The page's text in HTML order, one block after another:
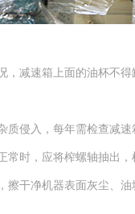
减速箱上面的油杯不得
入，每年需检查减速
，应将榨螺轴抽出，
干净机器表面灰尘、油